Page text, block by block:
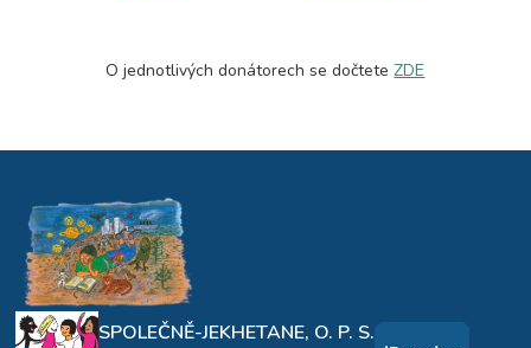
O jednotlivých donátorech se dočteteZDE
SPOLEČNĚ-JEKHETANE, O. P. S.